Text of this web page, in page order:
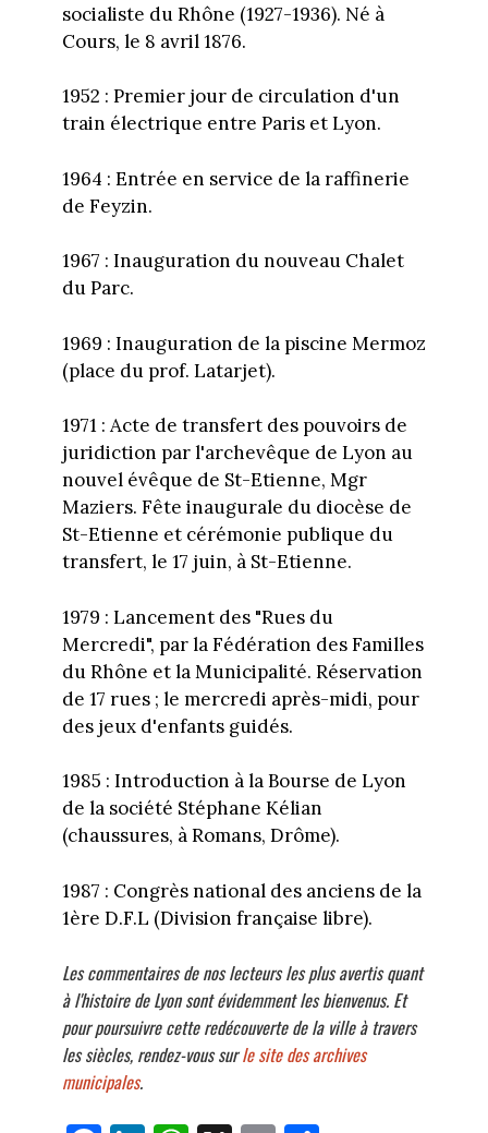
socialiste du Rhône (1927-1936). Né à
Cours, le 8 avril 1876.
1952 : Premier jour de circulation d'un
train électrique entre Paris et Lyon.
1964 : Entrée en service de la raffinerie
de Feyzin.
1967 : Inauguration du nouveau Chalet
du Parc.
1969 : Inauguration de la piscine Mermoz
(place du prof. Latarjet).
1971 : Acte de transfert des pouvoirs de
juridiction par l'archevêque de Lyon au
nouvel évêque de St-Etienne, Mgr
Maziers. Fête inaugurale du diocèse de
St-Etienne et cérémonie publique du
transfert, le 17 juin, à St-Etienne.
1979 : Lancement des "Rues du
Mercredi", par la Fédération des Familles
du Rhône et la Municipalité. Réservation
de 17 rues ; le mercredi après-midi, pour
des jeux d'enfants guidés.
1985 : Introduction à la Bourse de Lyon
de la société Stéphane Kélian
(chaussures, à Romans, Drôme).
1987 : Congrès national des anciens de la
1ère D.F.L (Division française libre).
Les commentaires de nos lecteurs les plus avertis quant
à l'histoire de Lyonsont évidemment les bienvenus. Et
pour poursuivre cette redécouverte de la ville à travers
les siècles, rendez-vous surle site des archives
municipales.